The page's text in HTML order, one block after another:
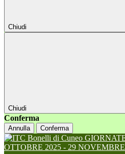
Chiudi
Chiudi
Conferma
Annulla Conferma
OTTOBRE 2025 - 29